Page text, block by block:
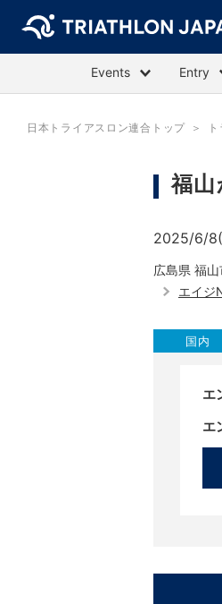
Events Entry
日本トライアスロン連合トップ
福山
2025/6/
広島県 福山
エイジ
国内
エ
エ